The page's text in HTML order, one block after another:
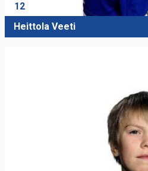
12
Heittola Veeti